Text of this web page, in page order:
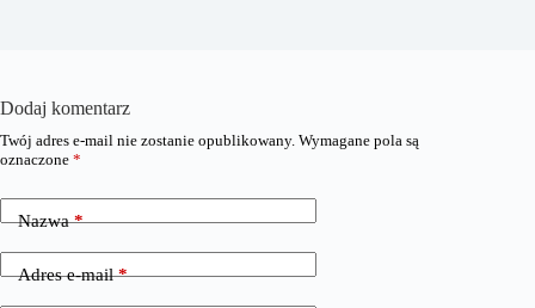
Dodaj komentarz
Twój adres e-mail nie zostanie opublikowany. Wymagane pola są
oznaczone *
Nazwa*
Adres e-mail*